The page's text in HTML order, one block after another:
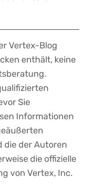
Vertex-Blog
enthält, keine
Sie
Informationen
die der Autoren
die offizielle
von Vertex, Inc.